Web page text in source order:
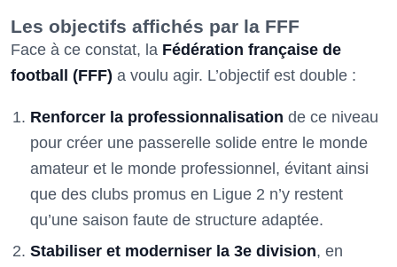
Les objectifs affichés par la FFF
Face à ce constat, la Fédération française de
football (FFF) a voulu agir. L’objectif est double :
Renforcer la professionnalisation de ce niveau
pour créer une passerelle solide entre le monde
amateur et le monde professionnel, évitant ainsi
que des clubs promus en Ligue 2 n’y restent
qu’une saison faute de structure adaptée.
Stabiliser et moderniser la 3e division, en